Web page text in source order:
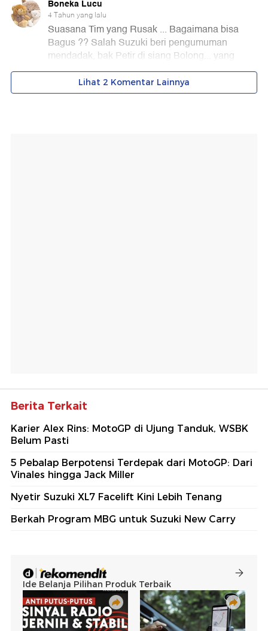
Berita Terkait
Karier Alex Rins: MotoGP di Ujung Tanduk, WSBK
Belum Pasti
5 Pebalap Berpotensi Terdepak dari MotoGP: Dari
Vinales hingga Jack Miller
Nyetir Suzuki XL7 Facelift Kini Lebih Tenang
Berkah Program MBG untuk Suzuki New Carry